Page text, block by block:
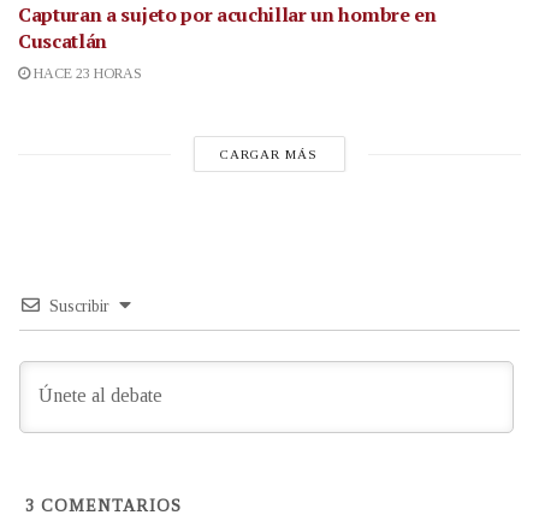
Capturan a sujeto por acuchillar un hombre en
Cuscatlán
HACE 23 HORAS
CARGAR MÁS
Suscribir
3 COMENTARIOS